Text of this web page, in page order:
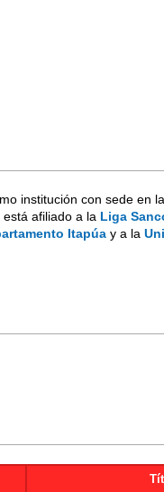
institución con sede en
, está afiliado a la Liga
Itapúa y a la